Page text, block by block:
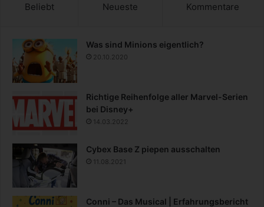
Beliebt Neueste Kommentare
Was sind Minions eigentlich?
20.10.2020
Richtige Reihenfolge aller Marvel-Serien
bei Disney+
14.03.2022
Cybex Base Z piepen ausschalten
11.08.2021
Conni – Das Musical | Erfahrungsbericht